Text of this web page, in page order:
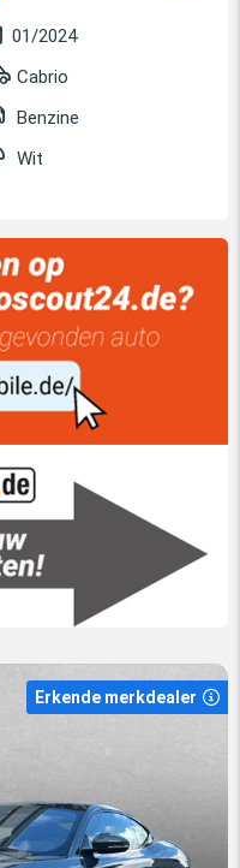
01/2024
Cabrio
Benzine
Wit
Erkende merkdealer